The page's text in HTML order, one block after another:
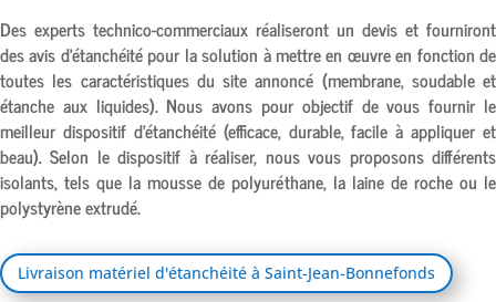
Des experts technico-commerciaux réaliseront un devis et fourniront
des avis d’étanchéité pour la solution à mettre en œuvre en fonction de
toutes les caractéristiques du site annoncé (membrane, soudable et
étanche aux liquides). Nous avons pour objectif de vous fournir le
meilleur dispositif d’étanchéité (efficace, durable, facile à appliquer et
beau). Selon le dispositif à réaliser, nous vous proposons différents
isolants, tels que la mousse de polyuréthane, la laine de roche ou le
polystyrène extrudé.
Livraison matériel d'étanchéité à Saint-Jean-Bonnefonds